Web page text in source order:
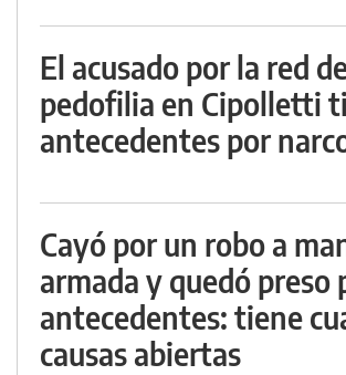
El acusado por la red
pedofilia en Cipolletti
antecedentes por
Cayó por un robo a
armada y quedó preso
antecedentes: tiene
causas abiertas